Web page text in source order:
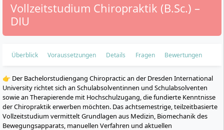
Vollzeitstudium Chiropraktik (B.Sc.) –
DIU
Überblick Voraussetzungen Details Fragen Bewertungen
👉 Der Bachelorstudiengang Chiropractic an der Dresden International
University richtet sich an Schulabsolventinnen und Schulabsolventen
sowie an Therapierende mit Hochschulzugang, die fundierte Kenntnisse
der Chiropraktik erwerben möchten. Das achtsemestrige, teilzeitbasierte
Vollzeitstudium vermittelt Grundlagen aus Medizin, Biomechanik des
Bewegungsapparats, manuellen Verfahren und aktuellen